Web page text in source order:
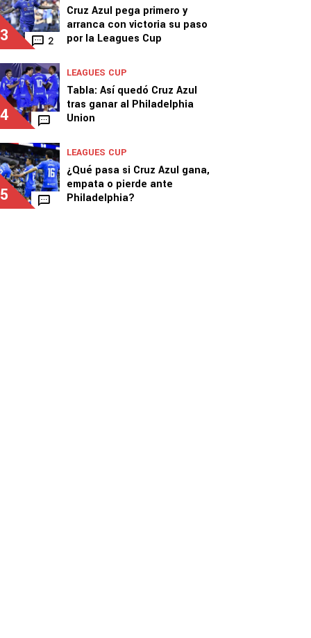
3 2
Cruz Azul pega primero y
arranca con victoria su paso
por la Leagues Cup
4
LEAGUES CUP
Tabla: Así quedó Cruz Azul
tras ganar al Philadelphia
Union
5
LEAGUES CUP
¿Qué pasa si Cruz Azul gana,
empata o pierde ante
Philadelphia?